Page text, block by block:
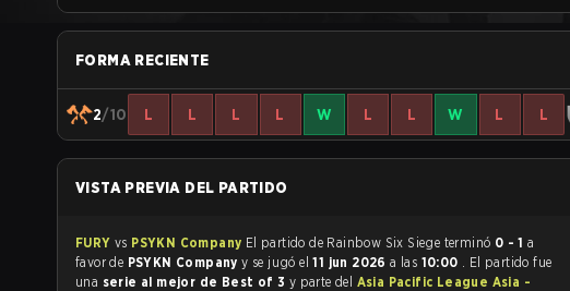
FORMA RECIENTE
2/10 L L L L W L L W L L
VISTA PREVIA DEL PARTIDO
FURY vs PSYKN Company El partido de Rainbow Six Siege terminó 0 - 1 a
favor de PSYKN Companyy se jugó el11 jun 2026a las 10:00 . El partido fue
una serie al mejor de Best of 3 y parte del Asia Pacific League Asia -